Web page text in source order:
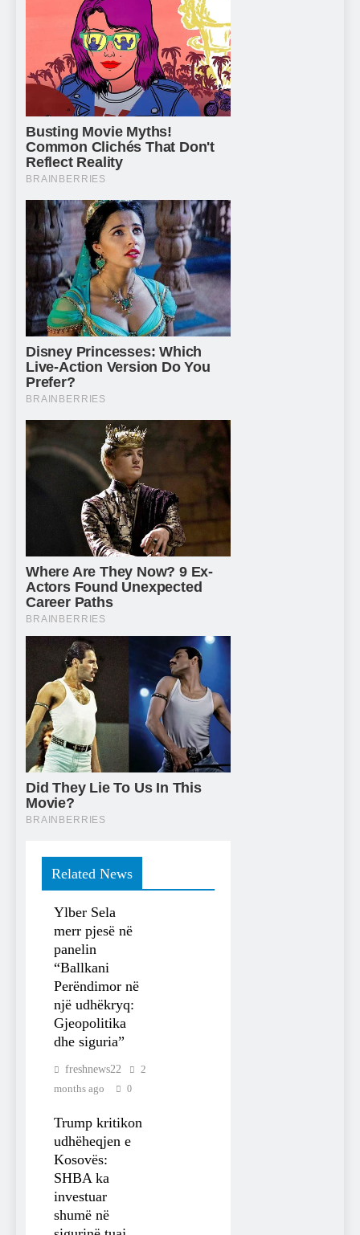
Related News
Ylber Sela
merr pjesë në
panelin
“Ballkani
Perëndimor në
një udhëkryq:
Gjeopolitika
dhe siguria”
freshnews22
2
months ago
0
Trump kritikon
udhëheqjen e
Kosovës:
SHBA ka
investuar
shumë në